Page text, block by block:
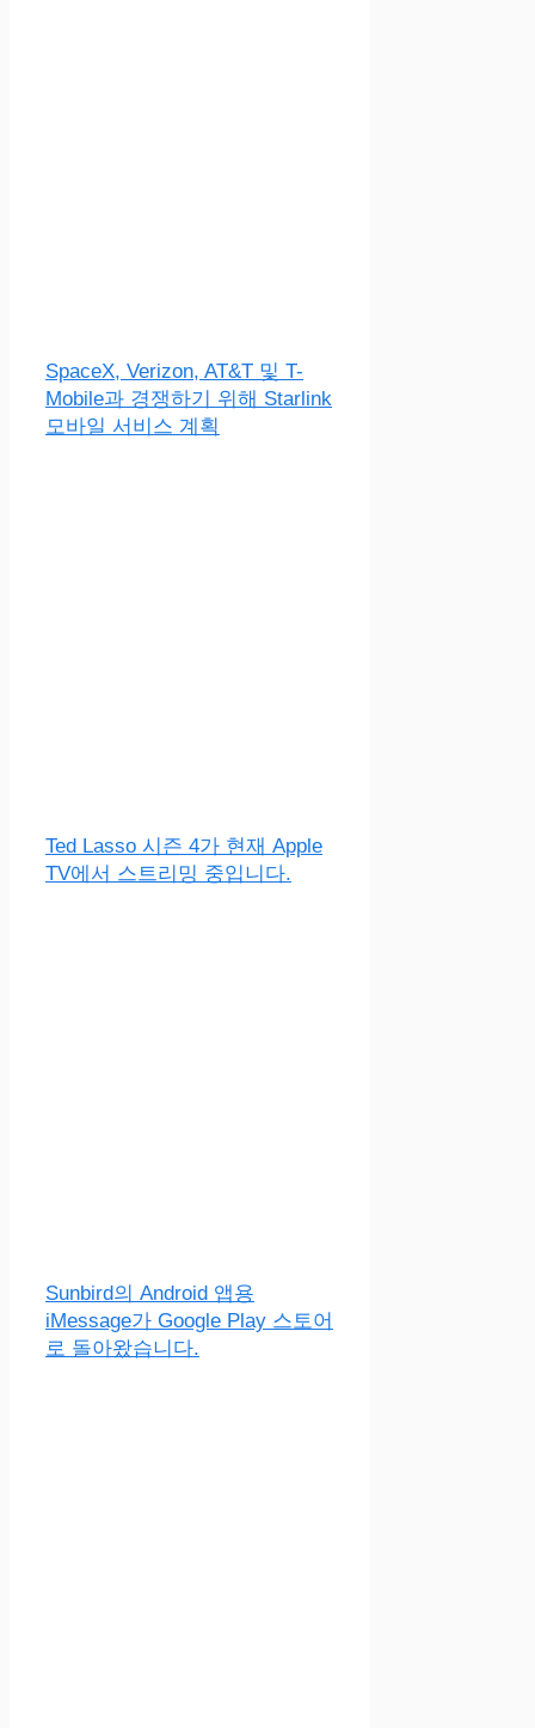
SpaceX, Verizon, AT&T 및 T-
Mobile과 경쟁하기 위해 Starlink
모바일 서비스 계획
Ted Lasso 시즌 4가 현재 Apple
TV에서 스트리밍 중입니다.
Sunbird의 Android 앱용
iMessage가 Google Play 스토어
로 돌아왔습니다.